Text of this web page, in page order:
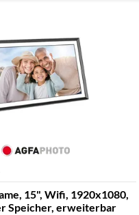
15", Wifi, 1920x1080,
Speicher, erweiterbar